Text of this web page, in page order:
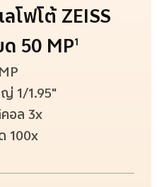
โฟโต้ ZEISS
ด 50 MP1
ญ่ 1/1.95"
อล 3x
100x